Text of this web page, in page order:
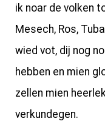
ik noar de volken
Mesech, Ros,
wied vot, dij nog
hebben en mien
zellen mien
verkundegen.